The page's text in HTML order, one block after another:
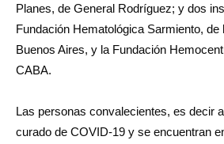
Planes, de General Rodríguez; y dos
Fundación Hematológica Sarmiento, de
Buenos Aires, y la Fundación
CABA.
Las personas convalecientes, es decir
curado de COVID-19 y se encuentran